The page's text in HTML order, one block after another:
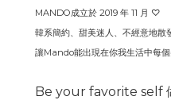
MANDO成立於 2019 年 11 月 ♡
韓系簡約、甜美迷人、不經意地散
讓Mando能出現在你我生活中每
Be your favorite self